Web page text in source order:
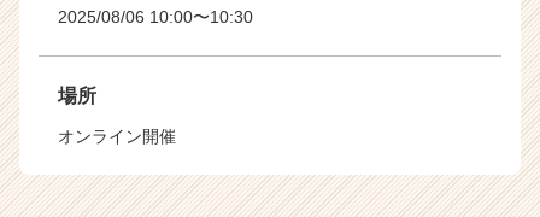
2025/08/06 10:00〜10:30
場所
オンライン開催